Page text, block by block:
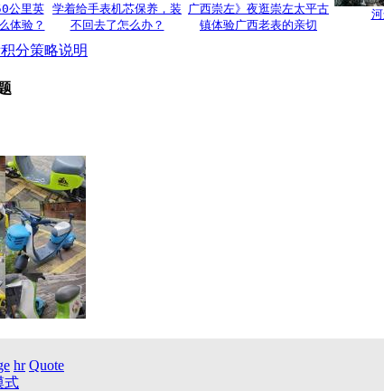
公里英
体验？
学着给手表机芯保养，装
不回去了怎么办？
广西崇左》夜逛崇左太平古
镇体验广西老表的亲切
分策略说明
hr Quote
式